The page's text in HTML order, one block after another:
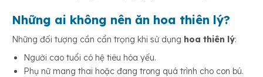
Những ai không nên ăn hoa thiên lý?
Những đối tượng cần cẩn trọng khi sử dụng hoa thiên lý:
Người cao tuổi có hệ tiêu hóa yếu.
Phụ nữ mang thai hoặc đang trong quá trình cho con bú.